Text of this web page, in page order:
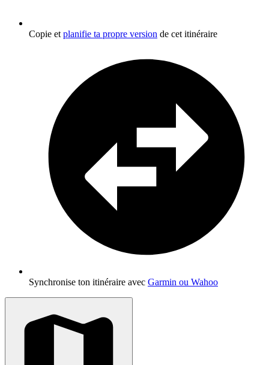
Copie et planifie ta propre version de cet itinéraire
Synchronise ton itinéraire avec Garmin ou Wahoo